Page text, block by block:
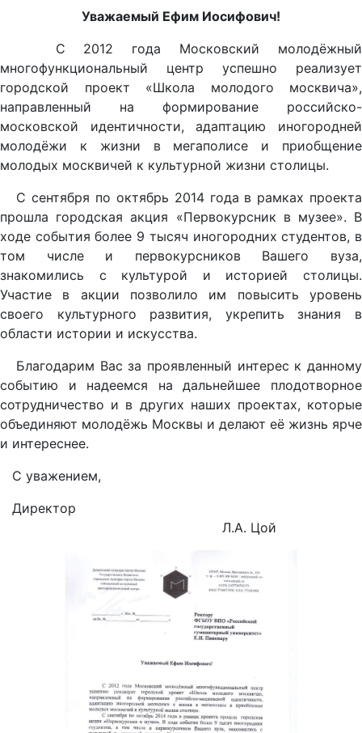
Уважаемый Ефим Иосифович!
С 2012 года Московский молодёжный
многофункциональный центр успешно реализует
городской проект «Школа молодого москвича»,
направленный на формирование российско-
московской идентичности, адаптацию иногородней
молодёжи к жизни в мегаполисе и приобщение
молодых москвичей к культурной жизни столицы.
С сентября по октябрь 2014 года в рамках проекта
прошла городская акция «Первокурсник в музее». В
ходе события более 9 тысяч иногородних студентов, в
том числе и первокурсников Вашего вуза,
знакомились с культурой и историей столицы.
Участие в акции позволило им повысить уровень
своего культурного развития, укрепить знания в
области истории и искусства.
Благодарим Вас за проявленный интерес к данному
событию и надеемся на дальнейшее плодотворное
сотрудничество и в других наших проектах, которые
объединяют молодёжь Москвы и делают её жизнь ярче
и интереснее.
С уважением,
Директор
Л.А. Цой